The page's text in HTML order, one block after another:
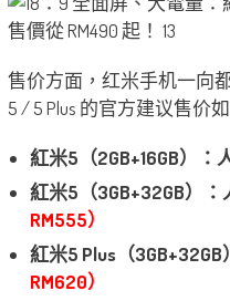
售价方面，红米手机一向
5 / 5 Plus 的官方建议售价
紅米5（2GB+16GB）：
紅米5（3GB+32GB）
RM555）
紅米5 Plus（
RM620）